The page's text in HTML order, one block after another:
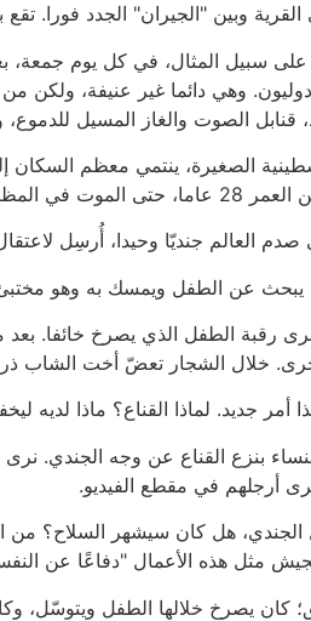
وبين "الجيران" الجدد فورا.
سبيل المثال، في كل يوم جمعة،
وهي دائما غير عنيفة، ولكن
قنابل الصوت والغاز المسيل
الصغيرة، ينتمي معظم السكان
برز اسم الطفل محمد التميمي.
العالم جنديّا وحيدا، أُرسِل
يبحث عن الطفل ويمسك به وهو
خلال الشجار تعضّ أخت الشاب
أمر جديد. لماذا القناع؟ ماذا
بنزع القناع عن وجه الجندي.
أرجلهم في مقطع الفيديو.
هل كان سيشهر السلاح؟ من
مثل هذه الأعمال "دفاعًا عن
كان يصرخ خلالها الطفل ويتوسّل،